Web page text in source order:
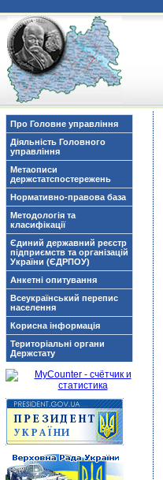
Про Головне управління
Діяльність Головного
управління
Метаописи
держстатспостережень
Нормативно-правова база
Методологія та
класифікації
Єдиний державний реєстр
підприємств та організацій
України (ЄДРПОУ)
Анкетні опитування
Всеукраїнський перепис
населення
Корисна інформація
Територіальні органи
Держстату